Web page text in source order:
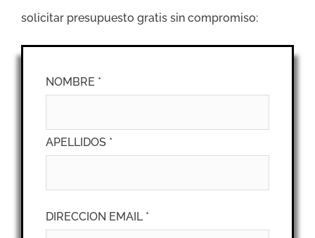
solicitar presupuesto gratis sin compromiso:
NOMBRE *
APELLIDOS *
DIRECCION EMAIL *